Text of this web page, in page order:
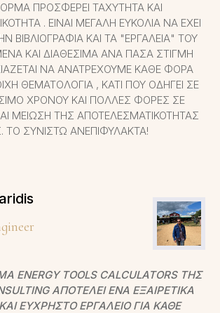
ΠΡΟΣΦΈΡΕΙ ΤΑΧΎΤΗΤΑ ΚΑΙ
. ΕΊΝΑΙ ΜΕΓΆΛΗ ΕΥΚΟΛΊΑ ΝΑ ΈΧΕΙ
ΒΙΒΛΙΟΓΡΑΦΊΑ ΚΑΙ ΤΑ "ΕΡΓΑΛΕΊΑ" ΤΟΥ
ΚΑΙ ΔΙΑΘΈΣΙΜΑ ΑΝΆ ΠΆΣΑ ΣΤΙΓΜΉ
ΝΑ ΑΝΑΤΡΈΧΟΥΜΕ ΚΆΘΕ ΦΟΡΆ
ΘΕΜΑΤΟΛΟΓΊΑ , ΚΆΤΙ ΠΟΥ ΟΔΗΓΕΊ ΣΕ
ΧΡΌΝΟΥ ΚΑΙ ΠΟΛΛΈΣ ΦΟΡΈΣ ΣΕ
ΜΕΊΩΣΗ ΤΗΣ ΑΠΟΤΕΛΕΣΜΑΤΙΚΌΤΗΤΑΣ
ΤΟ ΣΥΝΙΣΤΏ ΑΝΕΠΙΦΥΛΑΚΤΑ!
ENERGY TOOLS CALCULATORS ΤΗΣ
ΑΠΟΤΕΛΕΊ ΈΝΑ ΕΞΑΙΡΕΤΙΚΆ
ΕΎΧΡΗΣΤΟ ΕΡΓΑΛΕΊΟ ΓΙΑ ΚΆΘΕ